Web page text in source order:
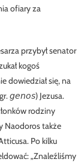
ofiary za
przybył senator
kogoś
dowiedział się, na
𝘨𝘦𝘯𝘰𝘴) Jezusa.
rodziny
Naodoros także
Po kilku
„Znaleźliśmy